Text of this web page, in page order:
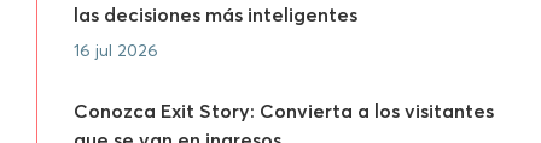
las decisiones más inteligentes
16 jul 2026
Conozca Exit Story: Convierta a los visitantes